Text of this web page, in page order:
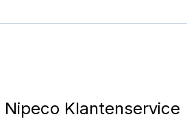
Nipeco Klantenservice